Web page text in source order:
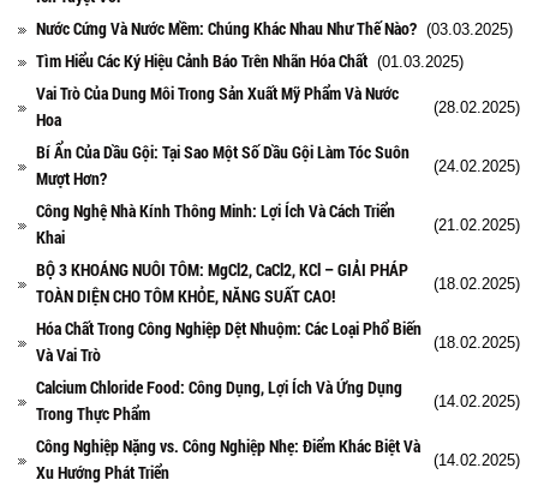
Nước Cứng Và Nước Mềm: Chúng Khác Nhau Như Thế Nào? (03.03.2025)
Tìm Hiểu Các Ký Hiệu Cảnh Báo Trên Nhãn Hóa Chất (01.03.2025)
Vai Trò Của Dung Môi Trong Sản Xuất Mỹ Phẩm Và Nước
Hoa
(28.02.2025)
Bí Ẩn Của Dầu Gội: Tại Sao Một Số Dầu Gội Làm Tóc Suôn
Mượt Hơn?
(24.02.2025)
Công Nghệ Nhà Kính Thông Minh: Lợi Ích Và Cách Triển
Khai
(21.02.2025)
BỘ 3 KHOÁNG NUÔI TÔM: MgCl2, CaCl2, KCl – GIẢI PHÁP
TOÀN DIỆN CHO TÔM KHỎE, NĂNG SUẤT CAO!
(18.02.2025)
Hóa Chất Trong Công Nghiệp Dệt Nhuộm: Các Loại Phổ Biến
Và Vai Trò
(18.02.2025)
Calcium Chloride Food: Công Dụng, Lợi Ích Và Ứng Dụng
Trong Thực Phẩm
(14.02.2025)
Công Nghiệp Nặng vs. Công Nghiệp Nhẹ: Điểm Khác Biệt Và
Xu Hướng Phát Triển
(14.02.2025)